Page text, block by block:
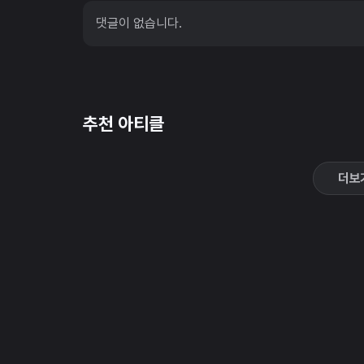
댓글이 없습니다.
추천 아티클
더